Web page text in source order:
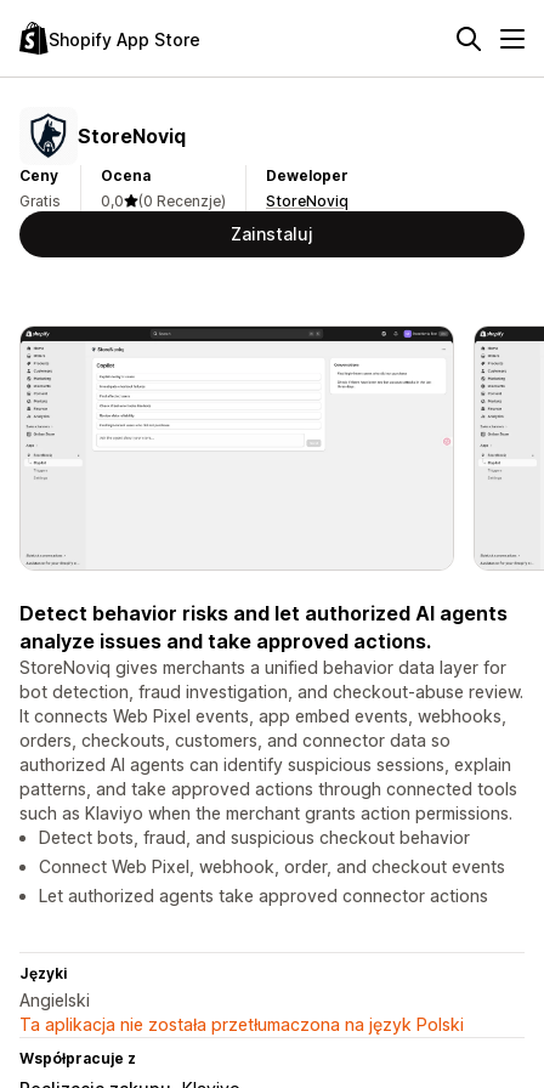
Shopify App Store
StoreNoviq
Ceny
Gratis
Ocena
0,0
(0 Recenzje)
Deweloper
StoreNoviq
Zainstaluj
Detect behavior risks and let authorized AI agents
analyze issues and take approved actions.
StoreNoviq gives merchants a unified behavior data layer for
bot detection, fraud investigation, and checkout-abuse review.
It connects Web Pixel events, app embed events, webhooks,
orders, checkouts, customers, and connector data so
authorized AI agents can identify suspicious sessions, explain
patterns, and take approved actions through connected tools
such as Klaviyo when the merchant grants action permissions.
Detect bots, fraud, and suspicious checkout behavior
Connect Web Pixel, webhook, order, and checkout events
Let authorized agents take approved connector actions
Języki
Angielski
Ta aplikacja nie została przetłumaczona na język Polski
Współpracuje z